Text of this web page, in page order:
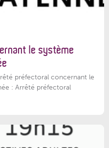
le système
préfectoral concernant le
: Arrêté préfectoral